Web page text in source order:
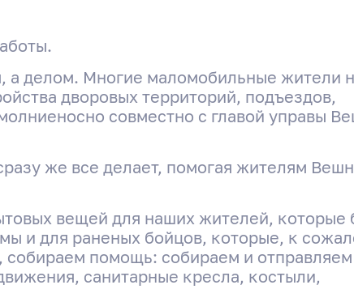
делом. Многие маломобильные жители
дворовых территорий, подъездов,
совместно с главой управы
же все делает, помогая жителям
вещей для наших жителей, которые
и для раненых бойцов, которые, к
помощь: собираем и отправляем
санитарные кресла, костыли,